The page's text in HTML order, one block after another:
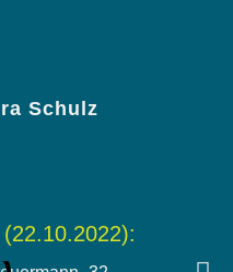
Schulz